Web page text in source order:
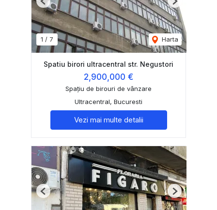
1 / 7 Harta
Previous Next
Spatiu birori ultracentral str. Negustori
2,900,000 €
Spațiu de birouri de vânzare
Ultracentral, Bucuresti
Vezi mai multe detalii
Previous Next